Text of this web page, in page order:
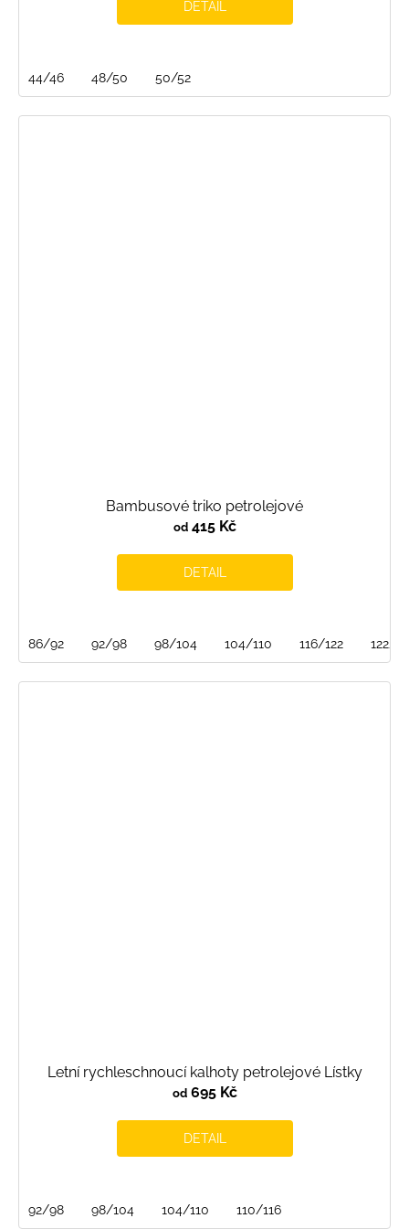
DETAIL
44/46 48/50 50/52
Bambusové triko petrolejové
od415 Kč
DETAIL
86/92 92/98 98/104 104/110 116/122 122/
Letní rychleschnoucí kalhoty petrolejové Lístky
od695 Kč
DETAIL
92/98 98/104 104/110 110/116